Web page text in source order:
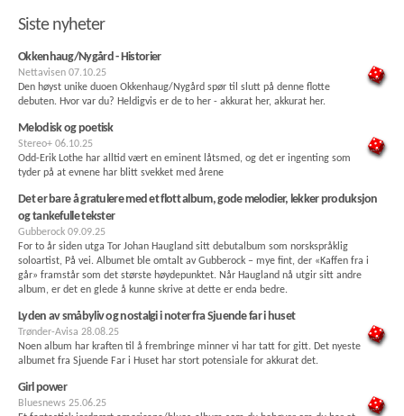
Siste nyheter
Okkenhaug/Nygård - Historier
Nettavisen 07.10.25
Den høyst unike duoen Okkenhaug/Nygård spør til slutt på denne flotte
debuten. Hvor var du? Heldigvis er de to her - akkurat her, akkurat her.
Melodisk og poetisk
Stereo+ 06.10.25
Odd-Erik Lothe har alltid vært en eminent låtsmed, og det er ingenting som
tyder på at evnene har blitt svekket med årene
Det er bare å gratulere med et flott album, gode melodier, lekker produksjon
og tankefulle tekster
Gubberock 09.09.25
For to år siden utga Tor Johan Haugland sitt debutalbum som norskspråklig
soloartist, På vei. Albumet ble omtalt av Gubberock – mye fint, der «Kaffen fra i
går» framstår som det største høydepunktet. Når Haugland nå utgir sitt andre
album, er det en glede å kunne skrive at dette er enda bedre.
Lyden av småbyliv og nostalgi i noter fra Sjuende far i huset
Trønder-Avisa 28.08.25
Noen album har kraften til å frembringe minner vi har tatt for gitt. Det nyeste
albumet fra Sjuende Far i Huset har stort potensiale for akkurat det.
Girl power
Bluesnews 25.06.25